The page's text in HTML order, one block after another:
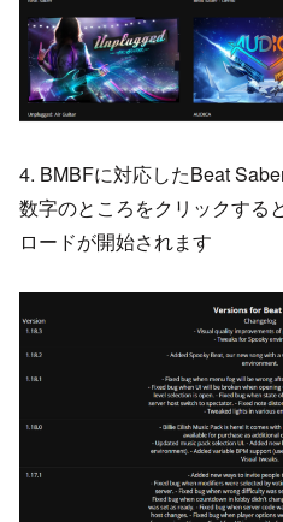
4. BMBFに対応したBeat
数字のところをクリックする
ロードが開始されます